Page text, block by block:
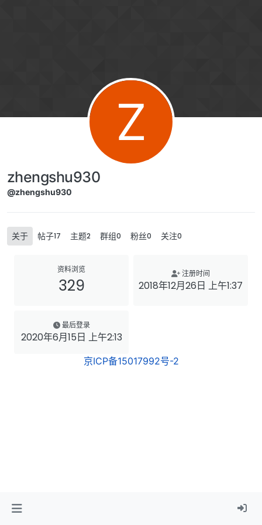
Z
zhengshu930
@zhengshu930
关于 帖子17 主题2 群组0 粉丝0 关注0
资料浏览
329
注册时间
2018年12月26日 上午1:37
最后登录
2020年6月15日 上午2:13
京ICP备15017992号-2